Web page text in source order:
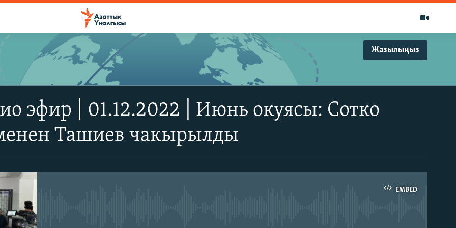
Жазылыңыз
эфир | 01.12.2022 | Июнь окуясы: Сотко
Ташиев чакырылды
EMBED